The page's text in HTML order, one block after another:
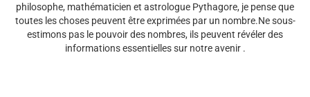
philosophe, mathématicien et astrologue Pythagore, je pense que
toutes les choses peuvent être exprimées par un nombre.Ne sous-
estimons pas le pouvoir des nombres, ils peuvent révéler des
informations essentielles sur notre avenir .